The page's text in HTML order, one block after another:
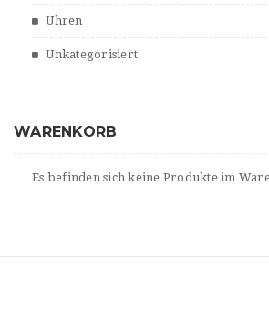
Uhren
Unkategorisiert
WARENKORB
Es befinden sich keine Produkte im